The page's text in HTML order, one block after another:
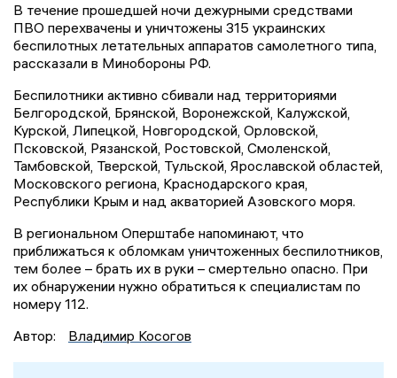
В течение прошедшей ночи дежурными средствами
ПВО перехвачены и уничтожены 315 украинских
беспилотных летательных аппаратов самолетного типа,
рассказали в Минобороны РФ.
Беспилотники активно сбивали над территориями
Белгородской, Брянской, Воронежской, Калужской,
Курской, Липецкой, Новгородской, Орловской,
Псковской, Рязанской, Ростовской, Смоленской,
Тамбовской, Тверской, Тульской, Ярославской областей,
Московского региона, Краснодарского края,
Республики Крым и над акваторией Азовского моря.
В региональном Оперштабе напоминают, что
приближаться к обломкам уничтоженных беспилотников,
тем более – брать их в руки – смертельно опасно. При
их обнаружении нужно обратиться к специалистам по
номеру 112.
Автор:
Владимир Косогов